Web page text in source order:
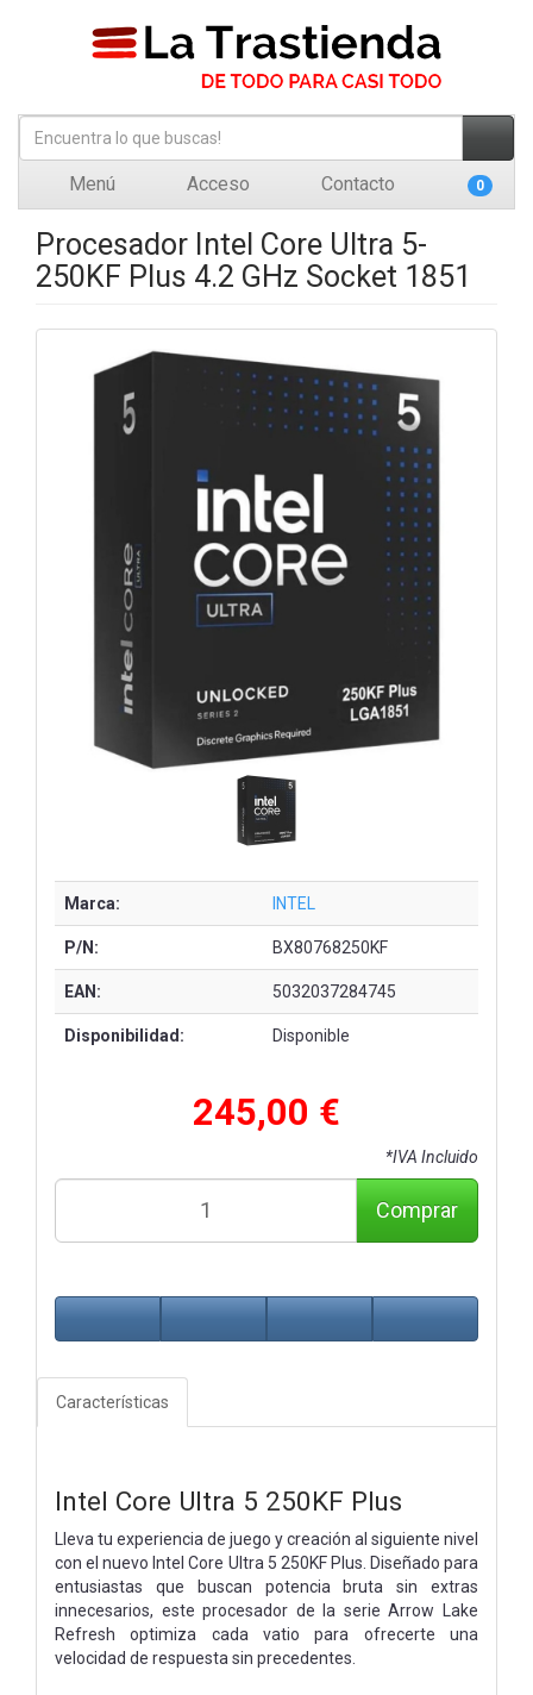
Menú Acceso Contacto 0
Procesador Intel Core Ultra 5-
250KF Plus 4.2 GHz Socket 1851
Marca: INTEL
P/N: BX80768250KF
EAN: 5032037284745
Disponibilidad: Disponible
245,00 €
*IVA Incluido
Comprar
Características
Intel Core Ultra 5 250KF Plus
Lleva tu experiencia de juego y creación al siguiente nivel
con el nuevo Intel Core Ultra 5 250KF Plus. Diseñado para
entusiastas que buscan potencia bruta sin extras
innecesarios, este procesador de la serie Arrow Lake
Refresh optimiza cada vatio para ofrecerte una
velocidad de respuesta sin precedentes.